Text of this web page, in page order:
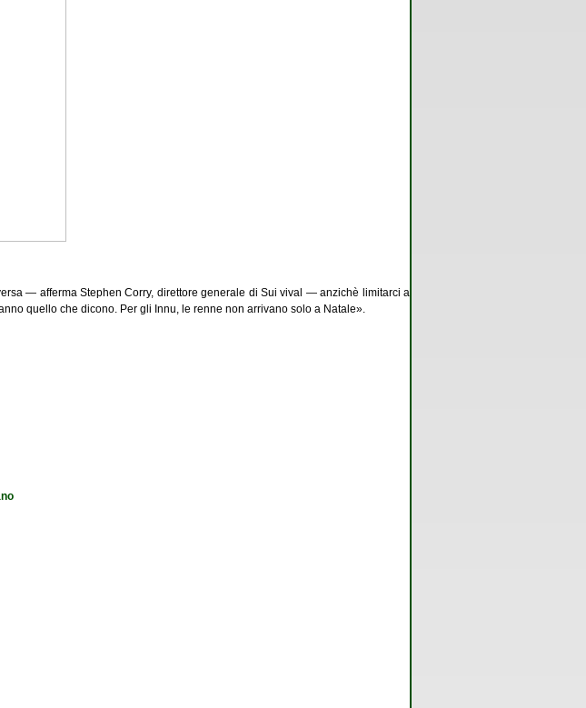
— afferma Stephen Corry, direttore generale di Sui vival — anzichè limitarci a
quello che dicono. Per gli Innu, le renne non arrivano solo a Natale».